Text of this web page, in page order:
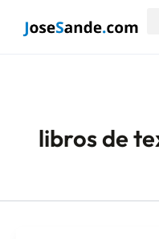
libros de